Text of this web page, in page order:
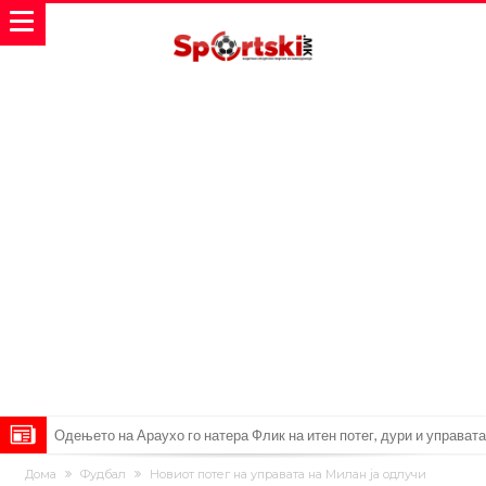
Одењето на Араухо го натера Флик на итен потег, дури и управата
на клубот е изненадена
Барселона и Сити без договор за трансфер на Родри
Дома Фудбал
Новиот потег на управата на Милан ја одлучи